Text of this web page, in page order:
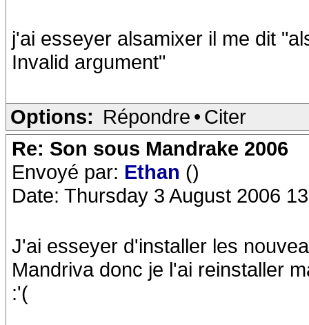
j'ai esseyer alsamixer il me dit
Invalid argument"
Options: Répondre • Citer
Re: Son sous Mandrake 2006
Envoyé par: Ethan ()
Date: Thursday 3 August 2006
J'ai esseyer d'installer les
Mandriva donc je l'ai reinstaller
:'(